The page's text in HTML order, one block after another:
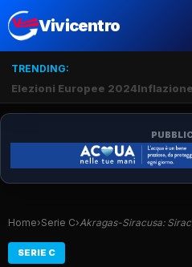
Vivicentro
TRENDING:
Elezioni Europee 2024Inflazione
Home›Serie C›Akragas-Siracusa:
SERIE C